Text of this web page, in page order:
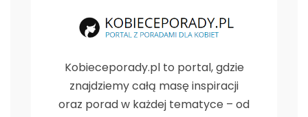
Kobieceporady.pl to portal, gdzie
znajdziemy całą masę inspiracji
oraz porad w każdej tematyce – od